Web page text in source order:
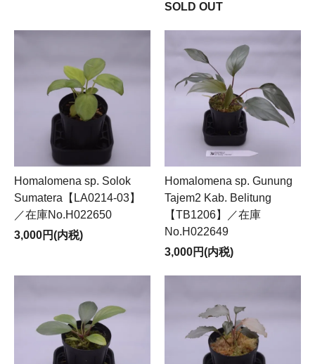
SOLD OUT
Homalomena sp. Solok
Sumatera【LA0214-03】
／在庫No.H022650
3,000円(内税)
Homalomena sp. Gunung
Tajem2 Kab. Belitung
【TB1206】／在庫
No.H022649
3,000円(内税)